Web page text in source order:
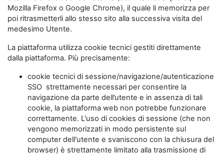
Mozilla Firefox o Google Chrome), il quale li memorizza per
poi ritrasmetterli allo stesso sito alla successiva visita del
medesimo Utente.
La piattaforma utilizza cookie tecnici gestiti direttamente
dalla piattaforma. Più precisamente:
cookie tecnici di sessione/navigazione/autenticazione
SSO strettamente necessari per consentire la
navigazione da parte dell’utente e in assenza di tali
cookie, la piattaforma web non potrebbe funzionare
correttamente. L'uso di cookies di sessione (che non
vengono memorizzati in modo persistente sul
computer dell'utente e svaniscono con la chiusura del
browser) è strettamente limitato alla trasmissione di